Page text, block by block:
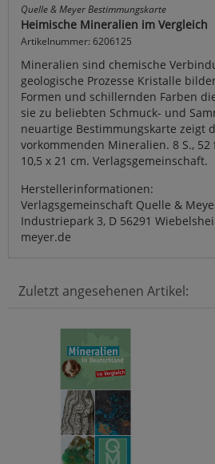
Quelle & Meyer Bestimmungskarte
Heimische Mineralien im Vergleich
Artikelnummer: 6206125
Mineralien sind chemische
geologische Prozesse Kristalle
Formen und schillernden Farben
sie zu beliebten Schmuck- und
neuartige Bestimmungskarte zeigt
vorkommenden Mineralien. 8 S., 52
10,5 x 21 cm. Verlagsgemeinschaft.
Herstellerinformationen:
Verlagsgemeinschaft Quelle &
Industriepark 3, D 56291
meyer.de
Zuletzt angesehenen Artikel: